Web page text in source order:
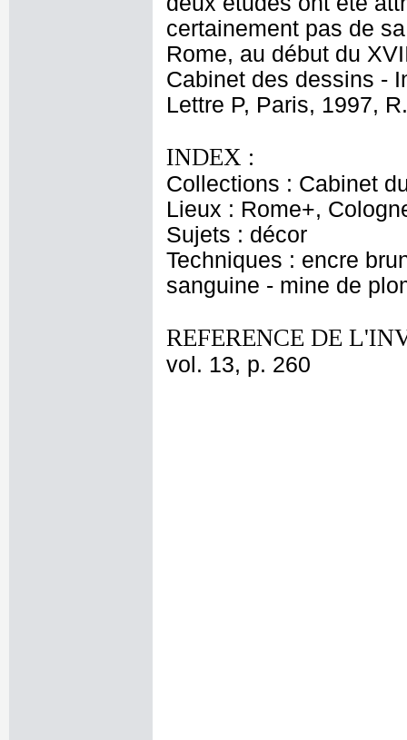
certainement pas de
Rome, au début du
Cabinet des dessins -
Lettre P, Paris, 1997,
INDEX :
Collections : Cabinet
Lieux : Rome+,
Sujets : décor
Techniques : encre
sanguine - mine de
REFERENCE DE
vol. 13, p. 260